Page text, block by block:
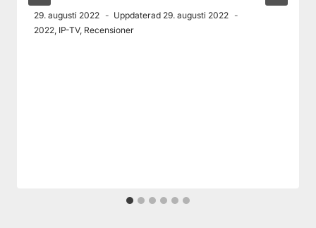
29. augusti 2022 Uppdaterad 29. augusti 2022
2022 IP-TV, Recensioner